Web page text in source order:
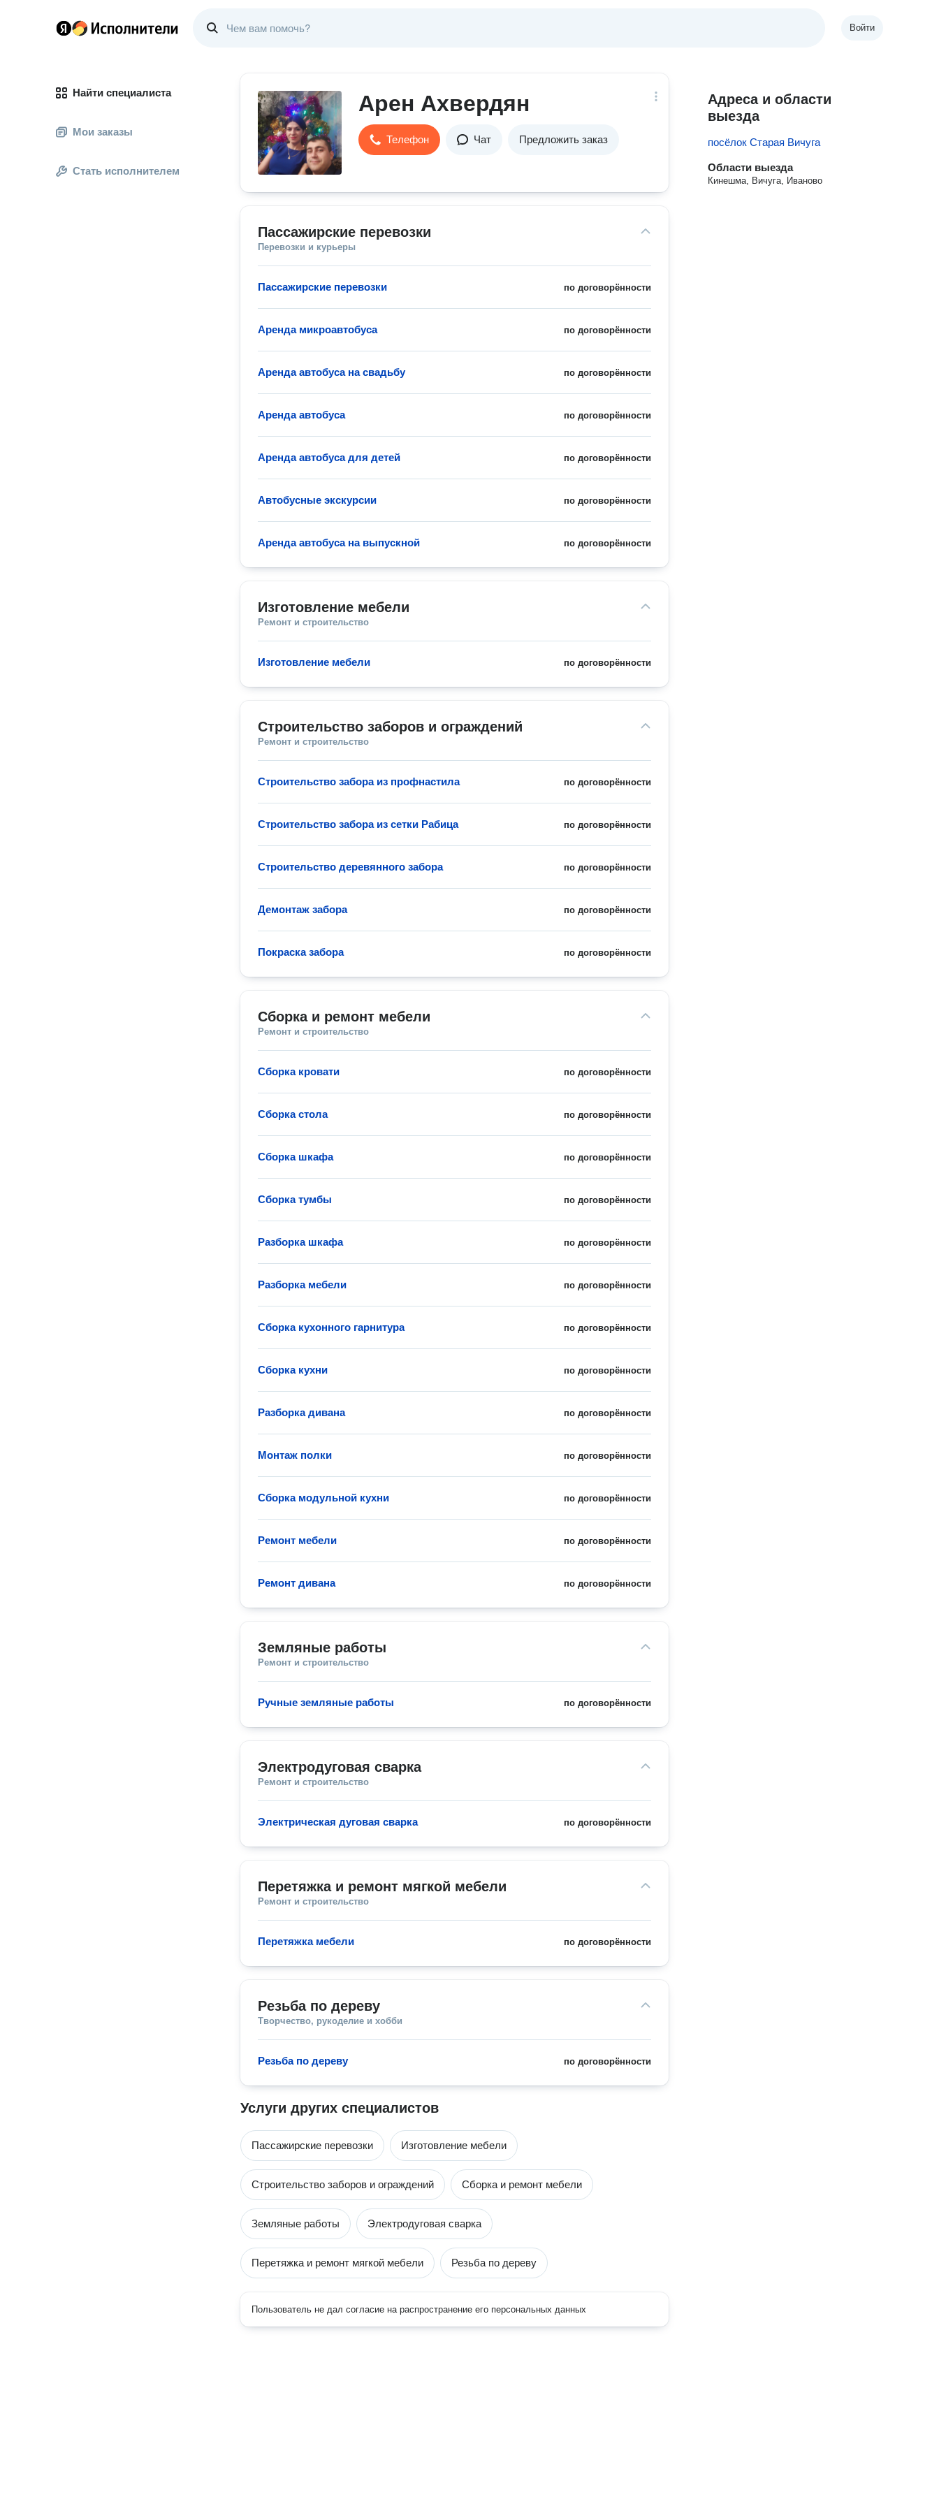
Войти
Найти специалиста
Мои заказы
Стать исполнителем
Арен Ахвердян
Телефон Чат Предложить заказ
Пассажирские перевозки
Перевозки и курьеры
по договорённости
Пассажирские перевозки
по договорённости
Аренда микроавтобуса
по договорённости
Аренда автобуса на свадьбу
по договорённости
Аренда автобуса
по договорённости
Аренда автобуса для детей
по договорённости
Автобусные экскурсии
по договорённости
Аренда автобуса на выпускной
Изготовление мебели
Ремонт и строительство
по договорённости
Изготовление мебели
Строительство заборов и ограждений
Ремонт и строительство
по договорённости
Строительство забора из профнастила
по договорённости
Строительство забора из сетки Рабица
по договорённости
Строительство деревянного забора
по договорённости
Демонтаж забора
по договорённости
Покраска забора
Сборка и ремонт мебели
Ремонт и строительство
по договорённости
Сборка кровати
по договорённости
Сборка стола
по договорённости
Сборка шкафа
по договорённости
Сборка тумбы
по договорённости
Разборка шкафа
по договорённости
Разборка мебели
по договорённости
Сборка кухонного гарнитура
по договорённости
Сборка кухни
по договорённости
Разборка дивана
по договорённости
Монтаж полки
по договорённости
Сборка модульной кухни
по договорённости
Ремонт мебели
по договорённости
Ремонт дивана
Земляные работы
Ремонт и строительство
по договорённости
Ручные земляные работы
Электродуговая сварка
Ремонт и строительство
по договорённости
Электрическая дуговая сварка
Перетяжка и ремонт мягкой мебели
Ремонт и строительство
по договорённости
Перетяжка мебели
Резьба по дереву
Творчество, рукоделие и хобби
по договорённости
Резьба по дереву
Услуги других специалистов
Пассажирские перевозки Изготовление мебели
Строительство заборов и ограждений Сборка и ремонт мебели
Земляные работы Электродуговая сварка
Перетяжка и ремонт мягкой мебели Резьба по дереву
Пользователь не дал согласие на распространение его персональных данных
Адреса и области
выезда
посёлок Старая Вичуга
Области выезда
Кинешма, Вичуга, Иваново